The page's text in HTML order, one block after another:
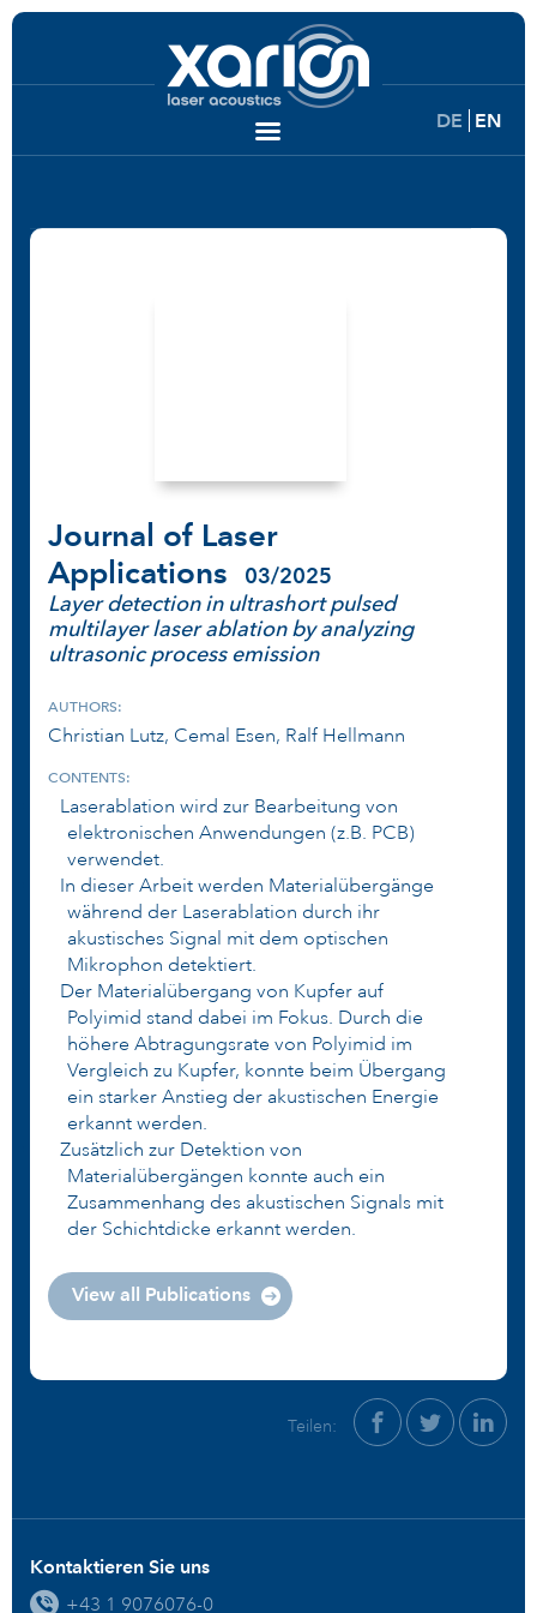
DE EN
Journal of Laser
Applications
03/2025
Layer detection in ultrashort pulsed
multilayer laser ablation by analyzing
ultrasonic process emission
AUTHORS:
Christian Lutz, Cemal Esen, Ralf Hellmann
CONTENTS:
Laserablation wird zur Bearbeitung von
elektronischen Anwendungen (z.B. PCB)
verwendet.
In dieser Arbeit werden Materialübergänge
während der Laserablation durch ihr
akustisches Signal mit dem optischen
Mikrophon detektiert.
Der Materialübergang von Kupfer auf
Polyimid stand dabei im Fokus. Durch die
höhere Abtragungsrate von Polyimid im
Vergleich zu Kupfer, konnte beim Übergang
ein starker Anstieg der akustischen Energie
erkannt werden.
Zusätzlich zur Detektion von
Materialübergängen konnte auch ein
Zusammenhang des akustischen Signals mit
der Schichtdicke erkannt werden.
View all Publications
Teilen:
Kontaktieren Sie uns
+43 1 9076076-0